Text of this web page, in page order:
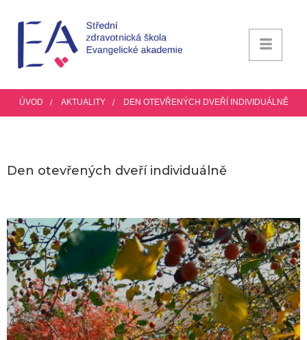
ÚVOD AKTUALITY DEN OTEVŘENÝCH DVEŘÍ INDIVIDUÁLNĚ
Den otevřených dveří individuálně